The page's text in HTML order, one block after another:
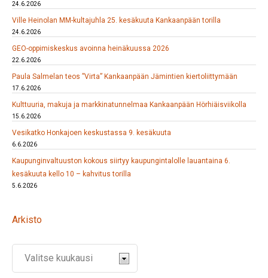
24.6.2026
Ville Heinolan MM-kultajuhla 25. kesäkuuta Kankaanpään torilla
24.6.2026
GEO-oppimiskeskus avoinna heinäkuussa 2026
22.6.2026
Paula Salmelan teos ”Virta” Kankaanpään Jämintien kiertoliittymään
17.6.2026
Kulttuuria, makuja ja markkinatunnelmaa Kankaanpään Hörhiäisviikolla
15.6.2026
Vesikatko Honkajoen keskustassa 9. kesäkuuta
6.6.2026
Kaupunginvaltuuston kokous siirtyy kaupungintalolle lauantaina 6.
kesäkuuta kello 10 – kahvitus torilla
5.6.2026
Arkisto